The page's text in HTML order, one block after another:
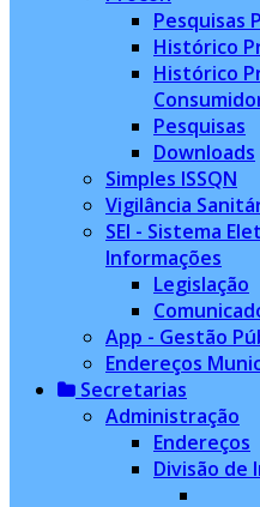
Pesquisas
Histórico
Histórico
Pesquisas
Downloads
Simples ISSQN
Vigilância
SEI - Sistema
Informações
Legislação
App - Gestão
Endereços
Secretarias
Administração
Endereços
Divisão de